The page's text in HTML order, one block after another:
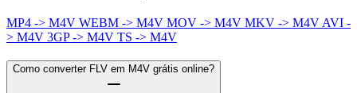
MP4 -> M4V WEBM -> M4V MOV -> M4V MKV -> M4V AVI -
> M4V 3GP -> M4V TS -> M4V
Como converter FLV em M4V grátis online?